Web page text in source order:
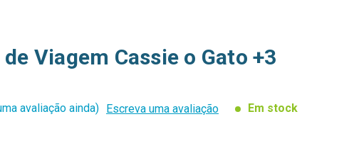
Viagem Cassie o Gato +3
avaliação ainda) Escreva uma avaliação Em stock